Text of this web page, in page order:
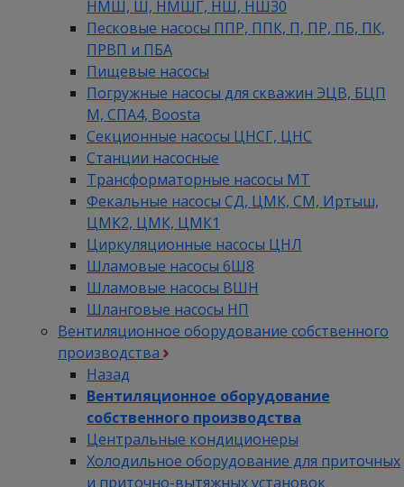
НМШ, Ш, НМШГ, НШ, НШ30
Песковые насосы ППР, ППК, П, ПР, ПБ, ПК,
ПРВП и ПБА
Пищевые насосы
Погружные насосы для скважин ЭЦВ, БЦП
М, СПА4, Boosta
Секционные насосы ЦНСГ, ЦНС
Станции насосные
Трансформаторные насосы МТ
Фекальные насосы СД, ЦМК, СМ, Иртыш,
ЦМК2, ЦМК, ЦМК1
Циркуляционные насосы ЦНЛ
Шламовые насосы 6Ш8
Шламовые насосы ВШН
Шланговые насосы НП
Вентиляционное оборудование собственного
производства
Назад
Вентиляционное оборудование
собственного производства
Центральные кондиционеры
Холодильное оборудование для приточных
и приточно-вытяжных установок